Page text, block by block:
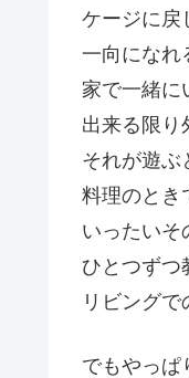
ケージに戻
一向になれ
家で一緒に
出来る限り
それが遊ぶ
料理のとき
いったいそ
ひとつずつ
リビングで
でもやっぱ